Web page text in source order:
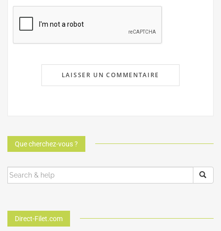
Que cherchez-vous ?
Direct-Filet.com